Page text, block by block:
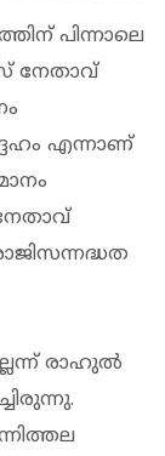
പിന്നാലെ
നേതാവ്
എന്നാണ്
രാഹുല്‍